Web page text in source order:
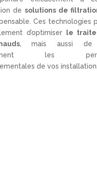
de solutions de
Ces technologies
d’optimiser
le
, mais aussi de
les
de vos